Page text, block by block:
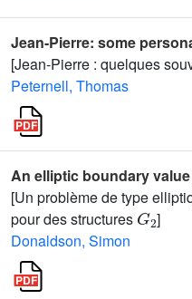
Jean-Pierre: some
[Jean-Pierre : quelques
Peternell, Thomas
An elliptic boundary
[Un problème de type
pour des structures
G2
]
Donaldson, Simon